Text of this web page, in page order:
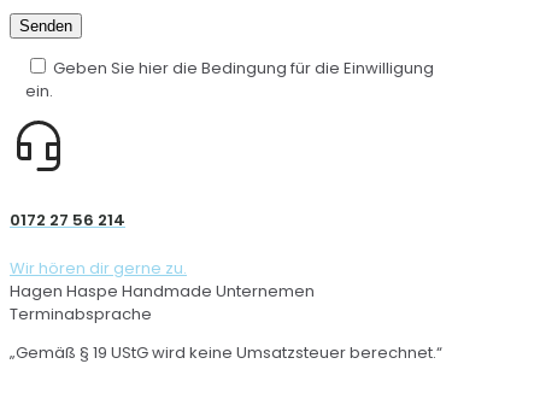
Geben Sie hier die Bedingung für die Einwilligung
ein.
0172 27 56 214
Wir hören dir gerne zu.
Hagen Haspe Handmade Unternemen
Terminabsprache
„Gemäß § 19 UStG wird keine Umsatzsteuer berechnet.“